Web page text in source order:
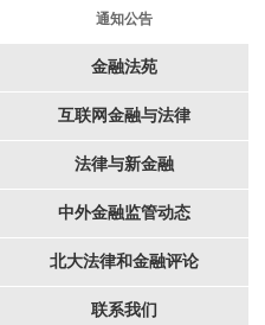
通知公告
金融法苑
互联网金融与法律
法律与新金融
中外金融监管动态
北大法律和金融评论
联系我们